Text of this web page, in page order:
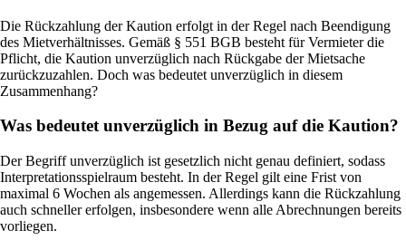
Die Rückzahlung der Kaution erfolgt in der Regel nach Beendigung
des Mietverhältnisses. Gemäß § 551 BGB besteht für Vermieter die
Pflicht, die Kaution unverzüglich nach Rückgabe der Mietsache
zurückzuzahlen. Doch was bedeutet unverzüglich in diesem
Zusammenhang?
Was bedeutet unverzüglich in Bezug auf die Kaution?
Der Begriff unverzüglich ist gesetzlich nicht genau definiert, sodass
Interpretationsspielraum besteht. In der Regel gilt eine Frist von
maximal 6 Wochen als angemessen. Allerdings kann die Rückzahlung
auch schneller erfolgen, insbesondere wenn alle Abrechnungen bereits
vorliegen.